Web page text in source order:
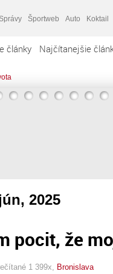
Správy Športweb Auto Koktail
články Najčítanejšie
2025
pocit, že
1 399x, Bronislava